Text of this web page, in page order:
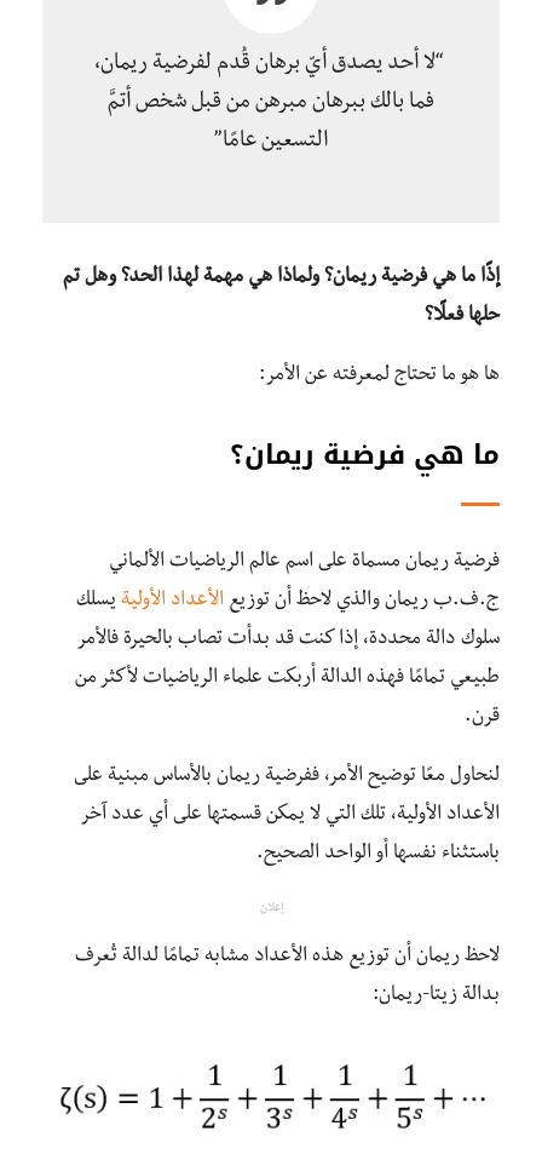
“لا أحد يصدق أيّ برهان قُدم لفرضية ريمان،
فما بالك ببرهان مبرهن من قبل شخص أتمَّ
التسعين عامًا”
إذًا ما هي فرضية ريمان؟ ولماذا هي مهمة لهذا الحد؟ وهل تم
حلها فعلًا؟
ها هو ما تحتاج لمعرفته عن الأمر:
ما هي فرضية ريمان؟
فرضية ريمان مسماة على اسم عالم الرياضيات الألماني
ج.ف.ب ريمان والذي لاحظ أن توزيع الأعداد الأولية يسلك
سلوك دالة محددة، إذا كنت قد بدأت تصاب بالحيرة فالأمر
طبيعي تمامًا فهذه الدالة أربكت علماء الرياضيات لأكثر من
قرن.
لنحاول معًا توضيح الأمر، ففرضية ريمان بالأساس مبنية على
الأعداد الأولية، تلك التي لا يمكن قسمتها على أي عدد آخر
باستثناء نفسها أو الواحد الصحيح.
إعلان
لاحظ ريمان أن توزيع هذه الأعداد مشابه تمامًا لدالة تُعرف
بدالة زيتا-ريمان: